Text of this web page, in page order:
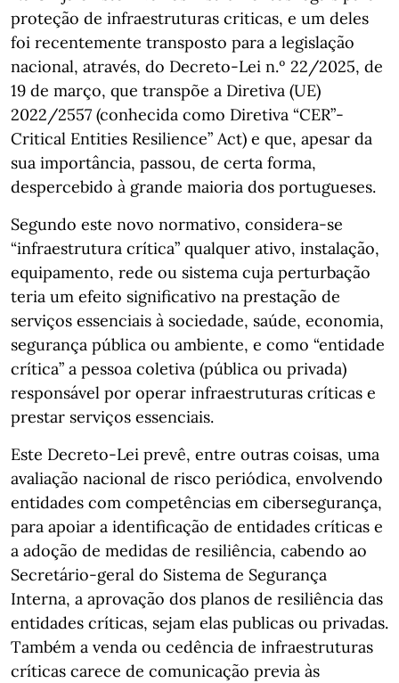
proteção de infraestruturas criticas, e um deles
foi recentemente transposto para a legislação
nacional, através, do Decreto-Lei n.º 22/2025, de
19 de março, que transpõe a Diretiva (UE)
2022/2557 (conhecida como Diretiva “CER”-
Critical Entities Resilience” Act) e que, apesar da
sua importância, passou, de certa forma,
despercebido à grande maioria dos portugueses.
Segundo este novo normativo, considera-se
“infraestrutura crítica” qualquer ativo, instalação,
equipamento, rede ou sistema cuja perturbação
teria um efeito significativo na prestação de
serviços essenciais à sociedade, saúde, economia,
segurança pública ou ambiente, e como “entidade
crítica” a pessoa coletiva (pública ou privada)
responsável por operar infraestruturas críticas e
prestar serviços essenciais.
Este Decreto-Lei prevê, entre outras coisas, uma
avaliação nacional de risco periódica, envolvendo
entidades com competências em cibersegurança,
para apoiar a identificação de entidades críticas e
a adoção de medidas de resiliência, cabendo ao
Secretário-geral do Sistema de Segurança
Interna, a aprovação dos planos de resiliência das
entidades críticas, sejam elas publicas ou privadas.
Também a venda ou cedência de infraestruturas
críticas carece de comunicação previa às